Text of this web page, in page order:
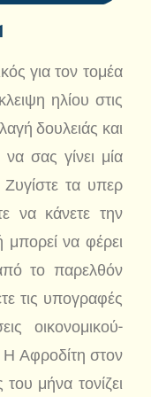
για τον τομέα
ηλίου στις
δουλειάς και
σας γίνει μία
τα υπερ
να κάνετε την
να φέρει
το παρελθόν
τις υπογραφές
οικονομικού-
Η Αφροδίτη στον
μήνα τονίζει